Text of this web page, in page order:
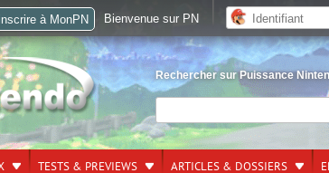
Rechercher sur Puissance
TESTS & PREVIEWS ARTICLES & DOSSIERS
à MonPN Bienvenue sur PN